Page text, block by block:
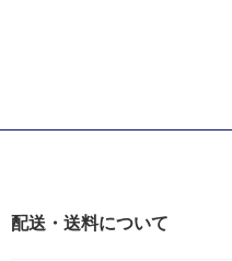
配送・送料について